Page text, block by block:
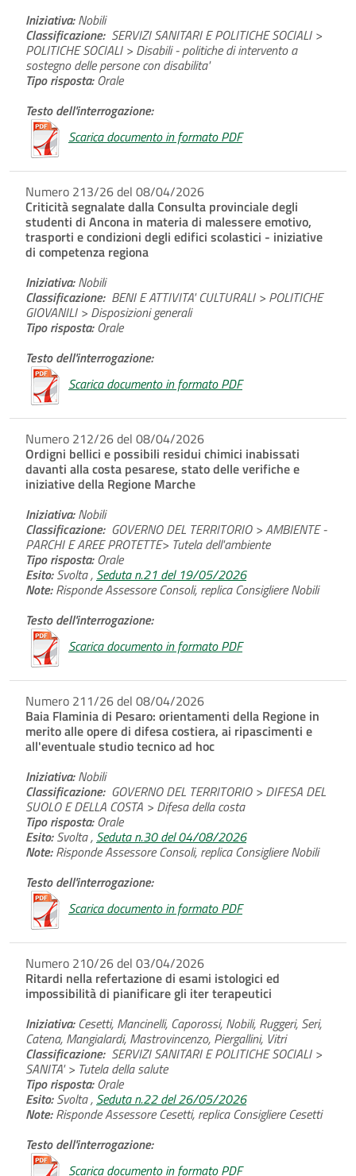
Iniziativa:Nobili
Classificazione: SERVIZI SANITARI E POLITICHE SOCIALI >
POLITICHE SOCIALI > Disabili - politiche di intervento a
sostegno delle persone con disabilita'
Tipo risposta:Orale
Testo dell'interrogazione:
Scarica documento in formato PDF
Numero 213/26 del 08/04/2026
Criticità segnalate dalla Consulta provinciale degli
studenti di Ancona in materia di malessere emotivo,
trasporti e condizioni degli edifici scolastici - iniziative
di competenza regiona
Iniziativa:Nobili
Classificazione: BENI E ATTIVITA' CULTURALI > POLITICHE
GIOVANILI > Disposizioni generali
Tipo risposta:Orale
Testo dell'interrogazione:
Scarica documento in formato PDF
Numero 212/26 del 08/04/2026
Ordigni bellici e possibili residui chimici inabissati
davanti alla costa pesarese, stato delle verifiche e
iniziative della Regione Marche
Iniziativa:Nobili
Classificazione: GOVERNO DEL TERRITORIO > AMBIENTE -
PARCHI E AREE PROTETTE> Tutela dell'ambiente
Tipo risposta:Orale
Esito:Svolta , Seduta n.21 del 19/05/2026
Note:Risponde Assessore Consoli, replica Consigliere Nobili
Testo dell'interrogazione:
Scarica documento in formato PDF
Numero 211/26 del 08/04/2026
Baia Flaminia di Pesaro: orientamenti della Regione in
merito alle opere di difesa costiera, ai ripascimenti e
all'eventuale studio tecnico ad hoc
Iniziativa:Nobili
Classificazione: GOVERNO DEL TERRITORIO > DIFESA DEL
SUOLO E DELLA COSTA > Difesa della costa
Tipo risposta:Orale
Esito:Svolta , Seduta n.30 del 04/08/2026
Note:Risponde Assessore Consoli, replica Consigliere Nobili
Testo dell'interrogazione:
Scarica documento in formato PDF
Numero 210/26 del 03/04/2026
Ritardi nella refertazione di esami istologici ed
impossibilità di pianificare gli iter terapeutici
Iniziativa:Cesetti, Mancinelli, Caporossi, Nobili, Ruggeri, Seri,
Catena, Mangialardi, Mastrovincenzo, Piergallini, Vitri
Classificazione: SERVIZI SANITARI E POLITICHE SOCIALI >
SANITA' > Tutela della salute
Tipo risposta:Orale
Esito:Svolta , Seduta n.22 del 26/05/2026
Note:Risponde Assessore Cesetti, replica Consigliere Cesetti
Testo dell'interrogazione:
Scarica documento in formato PDF